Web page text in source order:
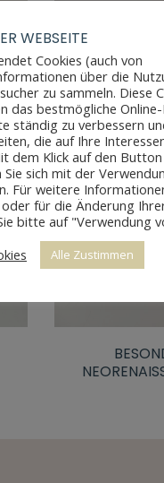
WEBSEITE
Cookies (auch von
über die
zu sammeln. Diese
das bestmögliche
ständig zu verbessern
die auf Ihre
dem Klick auf den Button
sich mit der
Für weitere
für die Änderung
bitte auf "Verwendung
Alle Zustimmen